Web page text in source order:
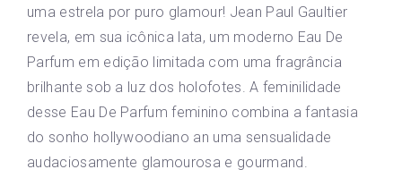
uma estrela por puro glamour! Jean Paul Gaultier
revela, em sua icônica lata, um moderno Eau De
Parfum em edição limitada com uma fragrância
brilhante sob a luz dos holofotes. A feminilidade
desse Eau De Parfum feminino combina a fantasia
do sonho hollywoodiano an uma sensualidade
audaciosamente glamourosa e gourmand.